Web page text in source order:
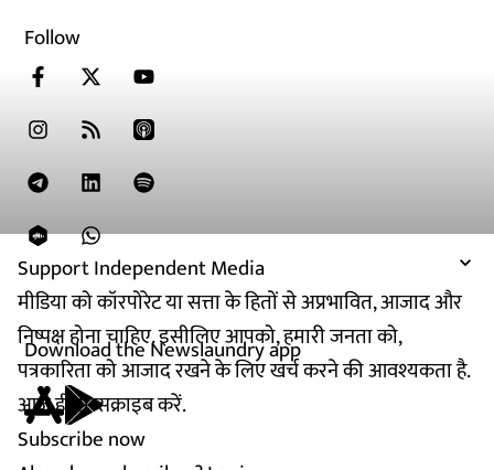
Support Independent Media
मीडिया को कॉरपोरेट या सत्ता के हितों से अप्रभावित, आजाद और
निष्पक्ष होना चाहिए. इसीलिए आपको, हमारी जनता को,
पत्रकारिता को आजाद रखने के लिए खर्च करने की आवश्यकता है.
आज ही सब्सक्राइब करें.
Subscribe now
Follow
Download the Newslaundry app